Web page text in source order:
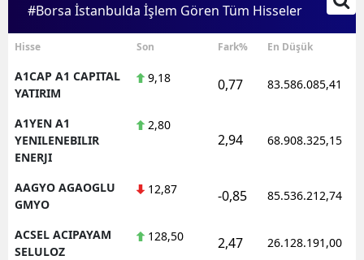
#Borsa İstanbulda İşlem Gören Tüm Hisseler
Hisse Son Fark% En Düşük
A1CAP A1 CAPITAL
YATIRIM
9,18 0,77 83.586.085,41
A1YEN A1
YENILENEBILIR
ENERJI
2,80
2,94 68.908.325,15
AAGYO AGAOGLU
GMYO
12,87 -0,85 85.536.212,74
ACSEL ACIPAYAM
SELULOZ
128,50 2,47 26.128.191,00